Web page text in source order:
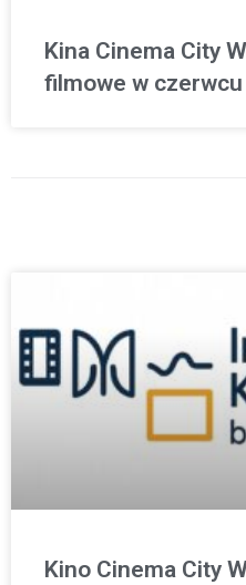
Kina Cinema City
filmowe w czerwcu
Kino Cinema City